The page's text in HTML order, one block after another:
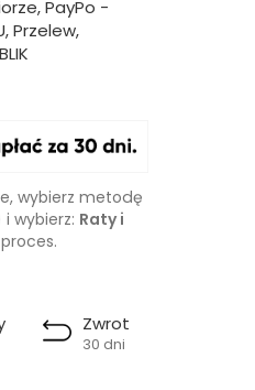
PayPo -
Przelew,
wybierz metodę
wybierz: Raty i
Zwrot
30 dni